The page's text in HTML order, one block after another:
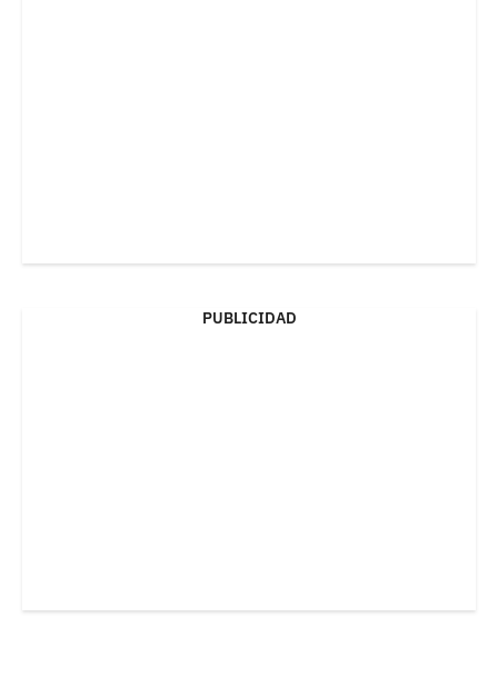
PUBLICIDAD